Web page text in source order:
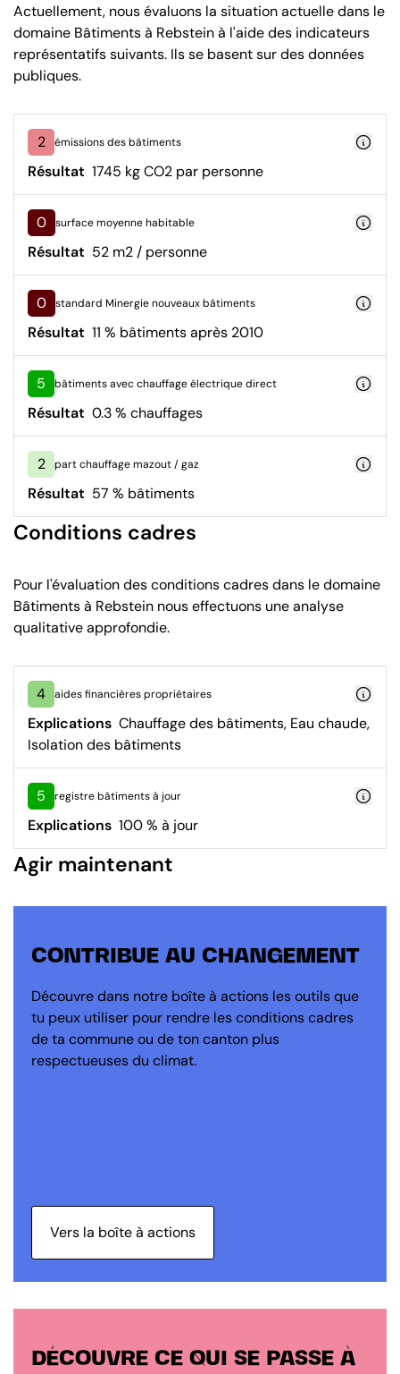
Actuellement, nous évaluons la situation actuelle dans le
domaine Bâtiments à Rebstein à l'aide des indicateurs
représentatifs suivants. Ils se basent sur des données
publiques.
2 émissions des bâtiments
Résultat 1745 kg CO2 par personne
0 surface moyenne habitable
Résultat 52 m2 / personne
0 standard Minergie nouveaux bâtiments
Résultat 11 % bâtiments après 2010
5 bâtiments avec chauffage électrique direct
Résultat 0.3 % chauffages
2 part chauffage mazout / gaz
Résultat 57 % bâtiments
Conditions cadres
Pour l'évaluation des conditions cadres dans le domaine
Bâtiments à Rebstein nous effectuons une analyse
qualitative approfondie.
4 aides financières propriétaires
Explications Chauffage des bâtiments, Eau chaude,
Isolation des bâtiments
5 registre bâtiments à jour
Explications 100 % à jour
Agir maintenant
CONTRIBUE AU CHANGEMENT
Découvre dans notre boîte à actions les outils que
tu peux utiliser pour rendre les conditions cadres
de ta commune ou de ton canton plus
respectueuses du climat.
Vers la boîte à actions
DÉCOUVRE CE QUI SE PASSE À